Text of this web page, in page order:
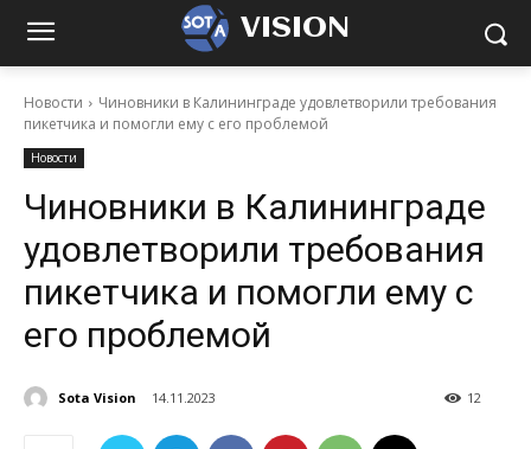
VISION
Новости
Чиновники в Калининграде удовлетворили требования
пикетчика и помогли ему с его проблемой
Новости
Чиновники в Калининграде
удовлетворили требования
пикетчика и помогли ему с
его проблемой
Sota Vision 14.11.2023 12